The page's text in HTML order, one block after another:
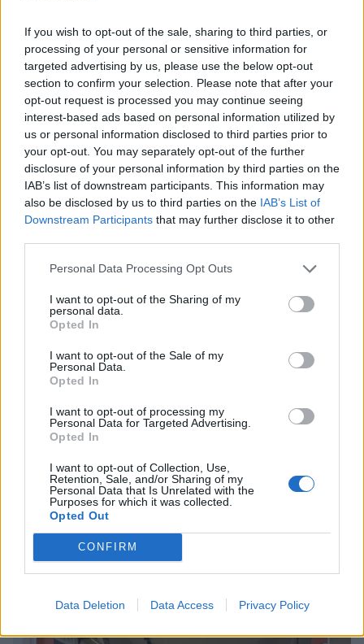
If you wish to opt-out of the sale, sharing to third parties, or
processing of your personal or sensitive information for
targeted advertising by us, please use the below opt-out
section to confirm your selection. Please note that after your
opt-out request is processed you may continue seeing
interest-based ads based on personal information utilized by
us or personal information disclosed to third parties prior to
your opt-out. You may separately opt-out of the further
disclosure of your personal information by third parties on the
IAB’s list of downstream participants. This information may
also be disclosed by us to third parties on the IAB’s List of
Downstream Participants that may further disclose it to other
Personal Data Processing Opt Outs
I want to opt-out of the Sharing of my
personal data.
Opted In
I want to opt-out of the Sale of my
Personal Data.
Opted In
I want to opt-out of processing my
Personal Data for Targeted Advertising.
Opted In
I want to opt-out of Collection, Use,
Retention, Sale, and/or Sharing of my
Personal Data that Is Unrelated with the
Purposes for which it was collected.
Opted Out
CONFIRM
Data Deletion Data Access Privacy Policy
Σχετικά Άρθρα
«Τσιμπημένες» οι τιμές των ψαριών – Πόσο
κοστίζουν γαύρος, σαρδέλα και μπακαλιάρος
08/08/2026 11:01